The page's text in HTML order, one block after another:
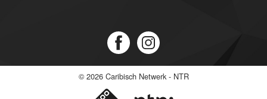
© 2026 Caribisch Netwerk - NTR